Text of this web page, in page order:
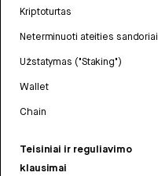
Kriptoturtas
Neterminuoti ateities sandoriai
Užstatymas ("Staking")
Wallet
Chain
Teisiniai ir reguliavimo
klausimai